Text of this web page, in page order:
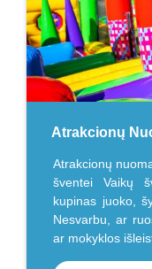
Atrakcionų
Atrakcionų
šventei Vaikų
kupinas juoko,
Nesvarbu, ar
ar mokyklos